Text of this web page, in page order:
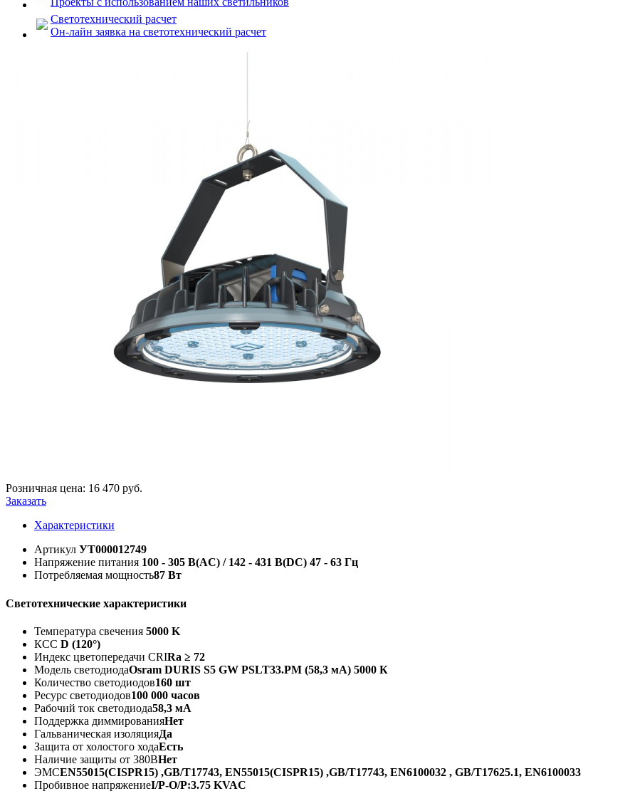
Светотехнический расчет
Он-лайн заявка на светотехнический расчет
Розничная цена: 16 470 руб.
Заказать
Характеристики
Артикул УТ000012749
Напряжение питания 100 - 305 В(AC) / 142 - 431 В(DC) 47 - 63 Гц
Потребляемая мощность87 Вт
Светотехнические характеристики
Температура свечения 5000 K
КСС D (120°)
Индекс цветопередачи CRIRa ≥ 72
Модель светодиодаOsram DURIS S5 GW PSLT33.PM (58,3 мА) 5000 К
Количество светодиодов160 шт
Ресурс светодиодов100 000 часов
Рабочий ток светодиода58,3 мА
Поддержка диммированияНет
Гальваническая изоляцияДа
Защита от холостого ходаЕсть
Наличие защиты от 380ВНет
ЭМСEN55015(CISPR15) ,GB/T17743, EN55015(CISPR15) ,GB/T17743, EN6100032 , GB/T17625.1, EN6100033
Пробивное напряжениеI/P-O/P:3.75 KVAC